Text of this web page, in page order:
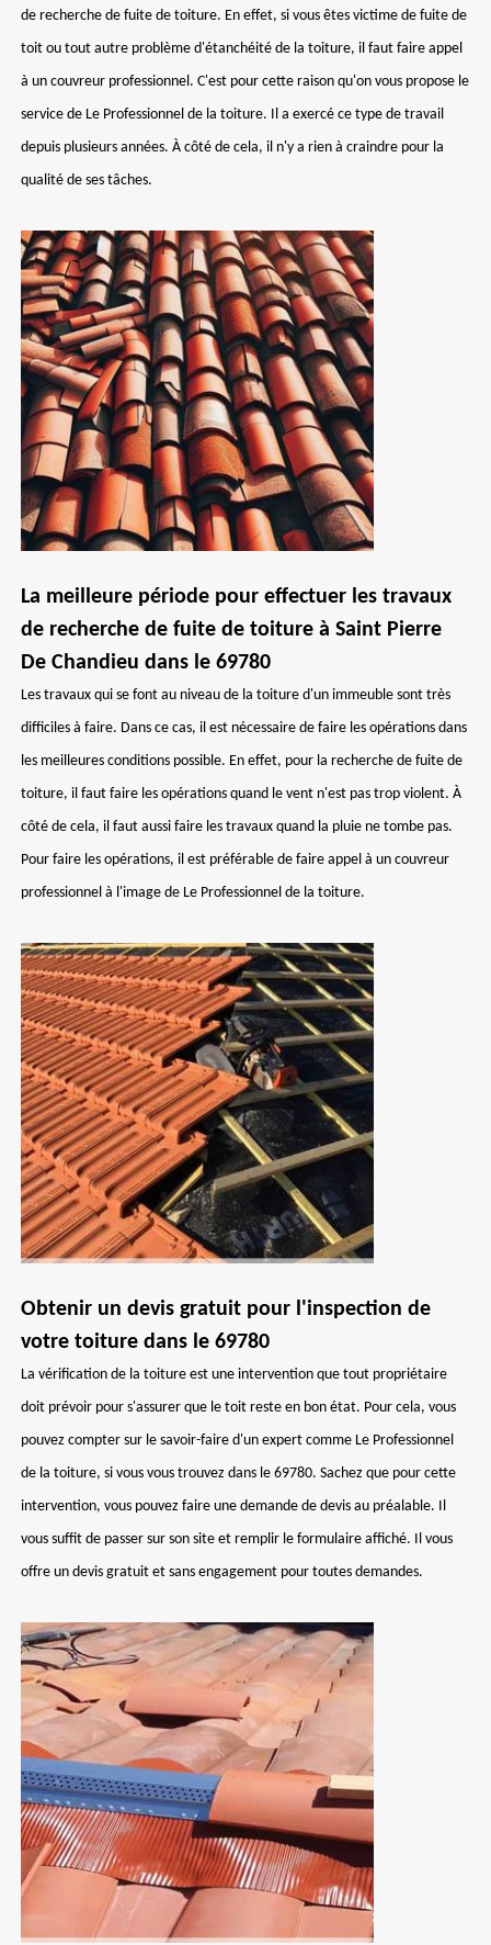
de recherche de fuite de toiture. En effet, si vous êtes victime de fuite de
toit ou tout autre problème d'étanchéité de la toiture, il faut faire appel
à un couvreur professionnel. C'est pour cette raison qu'on vous propose le
service de Le Professionnel de la toiture. Il a exercé ce type de travail
depuis plusieurs années. À côté de cela, il n'y a rien à craindre pour la
qualité de ses tâches.
La meilleure période pour effectuer les travaux
de recherche de fuite de toiture à Saint Pierre
De Chandieu dans le 69780
Les travaux qui se font au niveau de la toiture d'un immeuble sont très
difficiles à faire. Dans ce cas, il est nécessaire de faire les opérations dans
les meilleures conditions possible. En effet, pour la recherche de fuite de
toiture, il faut faire les opérations quand le vent n'est pas trop violent. À
côté de cela, il faut aussi faire les travaux quand la pluie ne tombe pas.
Pour faire les opérations, il est préférable de faire appel à un couvreur
professionnel à l'image de Le Professionnel de la toiture.
Obtenir un devis gratuit pour l'inspection de
votre toiture dans le 69780
La vérification de la toiture est une intervention que tout propriétaire
doit prévoir pour s'assurer que le toit reste en bon état. Pour cela, vous
pouvez compter sur le savoir-faire d'un expert comme Le Professionnel
de la toiture, si vous vous trouvez dans le 69780. Sachez que pour cette
intervention, vous pouvez faire une demande de devis au préalable. Il
vous suffit de passer sur son site et remplir le formulaire affiché. Il vous
offre un devis gratuit et sans engagement pour toutes demandes.